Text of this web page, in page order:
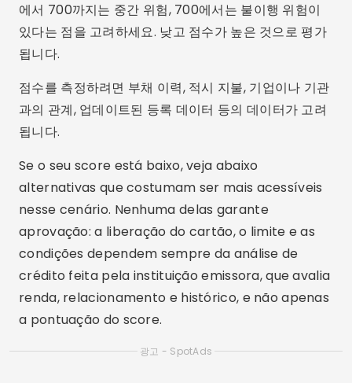
에서 700까지는 중간 위험, 700에서는 불이행 위험이
있다는 점을 고려하세요. 낮고 점수가 높은 것으로 평가
됩니다.
점수를 측정하려면 부채 이력, 적시 지불, 기업이나 기관
과의 관계, 업데이트된 등록 데이터 등의 데이터가 고려
됩니다.
Se o seu score está baixo, veja abaixo
alternativas que costumam ser mais acessíveis
nesse cenário. Nenhuma delas garante
aprovação: a liberação do cartão, o limite e as
condições dependem sempre da análise de
crédito feita pela instituição emissora, que avalia
renda, relacionamento e histórico, e não apenas
a pontuação do score.
광고 - SpotAds